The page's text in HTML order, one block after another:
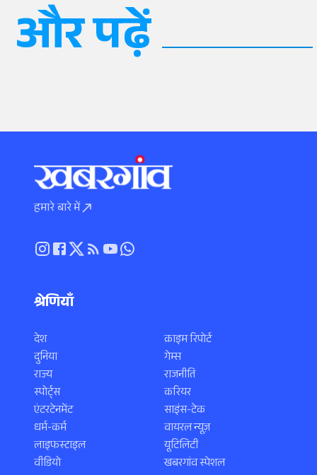
और पढ़ें
हमारे बारे में
श्रेणियाँ
देश
दुनिया
राज्य
स्पोर्ट्स
एंटरटेनमेंट
धर्म-कर्म
लाइफस्टाइल
वीडियो
क्राइम रिपोर्ट
गेम्स
राजनीति
करियर
साइंस-टेक
वायरल न्यूज़
यूटिलिटी
खबरगांव स्पेशल